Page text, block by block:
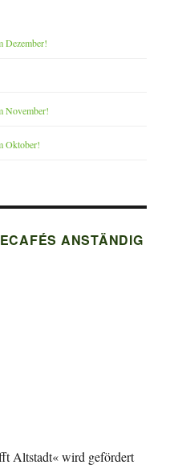
Dezember!
November!
Oktober!
ANSTÄNDIG
Altstadt« wird gefördert